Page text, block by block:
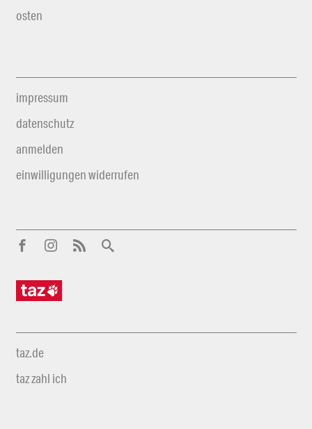
osten
impressum
datenschutz
anmelden
einwilligungen widerrufen
taz.de
taz zahl ich